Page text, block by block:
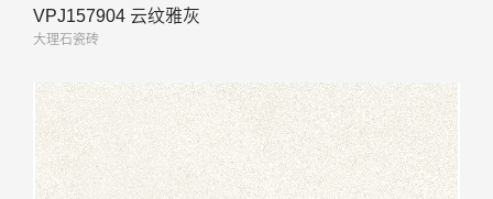
VPJ157904 云纹雅灰
大理石瓷砖